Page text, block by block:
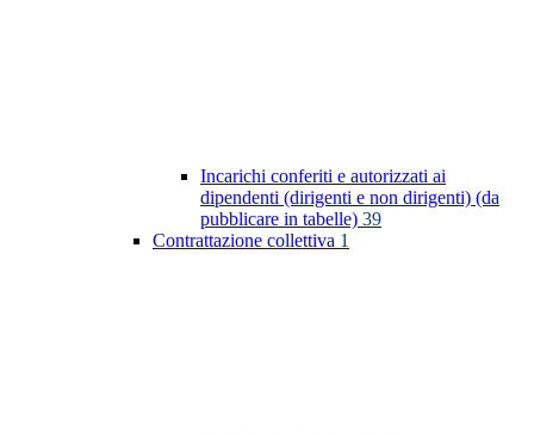
Incarichi conferiti e autorizzati ai
dipendenti (dirigenti e non dirigenti) (da
pubblicare in tabelle) 39
Contrattazione collettiva 1